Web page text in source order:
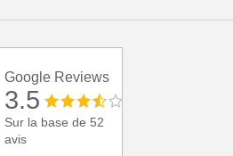
Google Reviews
3.5
Sur la base de 52
avis